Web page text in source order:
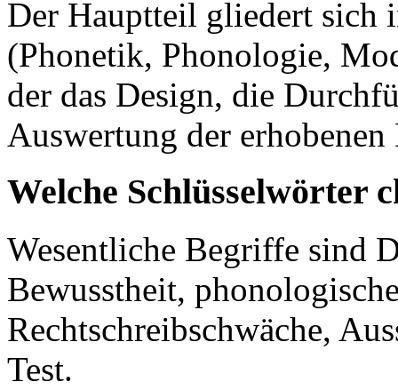
Der Hauptteil gliedert sich
(Phonetik, Phonologie,
der das Design, die
Auswertung der erhobenen
Welche Schlüsselwörter
Wesentliche Begriffe sind
Bewusstheit,
Rechtschreibschwäche,
Test.